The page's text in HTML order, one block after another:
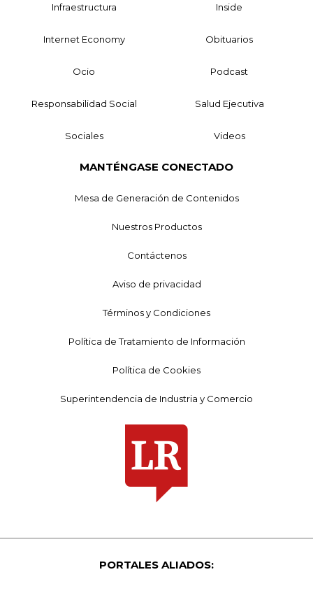
Infraestructura Inside
Internet Economy Obituarios
Ocio Podcast
Responsabilidad Social Salud Ejecutiva
Sociales Videos
MANTÉNGASE CONECTADO
Mesa de Generación de Contenidos
Nuestros Productos
Contáctenos
Aviso de privacidad
Términos y Condiciones
Política de Tratamiento de Información
Política de Cookies
Superintendencia de Industria y Comercio
PORTALES ALIADOS: